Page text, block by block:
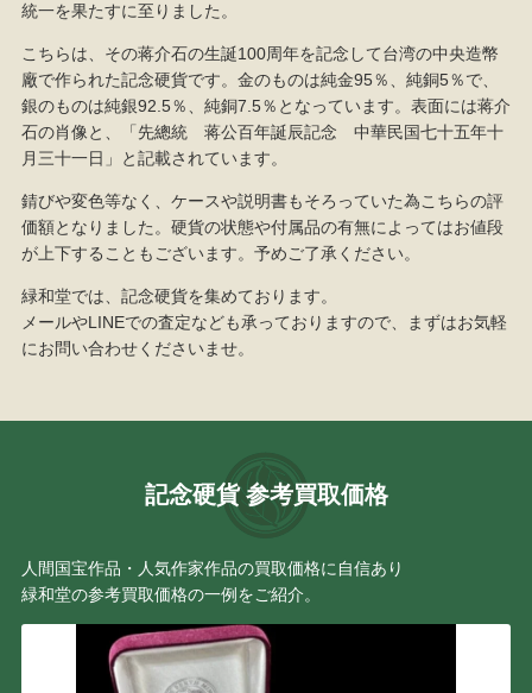
統一を果たすに至りました。
こちらは、その蒋介石の生誕100周年を記念して台湾の中央造幣
廠で作られた記念硬貨です。金のものは純金95％、純銅5％で、
銀のものは純銀92.5％、純銅7.5％となっています。表面には蒋介
石の肖像と、「先總統 蒋公百年誕辰記念 中華民国七十五年十
月三十一日」と記載されています。
錆びや変色等なく、ケースや説明書もそろっていた為こちらの評
価額となりました。硬貨の状態や付属品の有無によってはお値段
が上下することもございます。予めご了承ください。
緑和堂では、記念硬貨を集めております。
メールやLINEでの査定なども承っておりますので、まずはお気軽
にお問い合わせくださいませ。
記念硬貨 参考買取価格
人間国宝作品・人気作家作品の買取価格に自信あり
緑和堂の参考買取価格の一例をご紹介。